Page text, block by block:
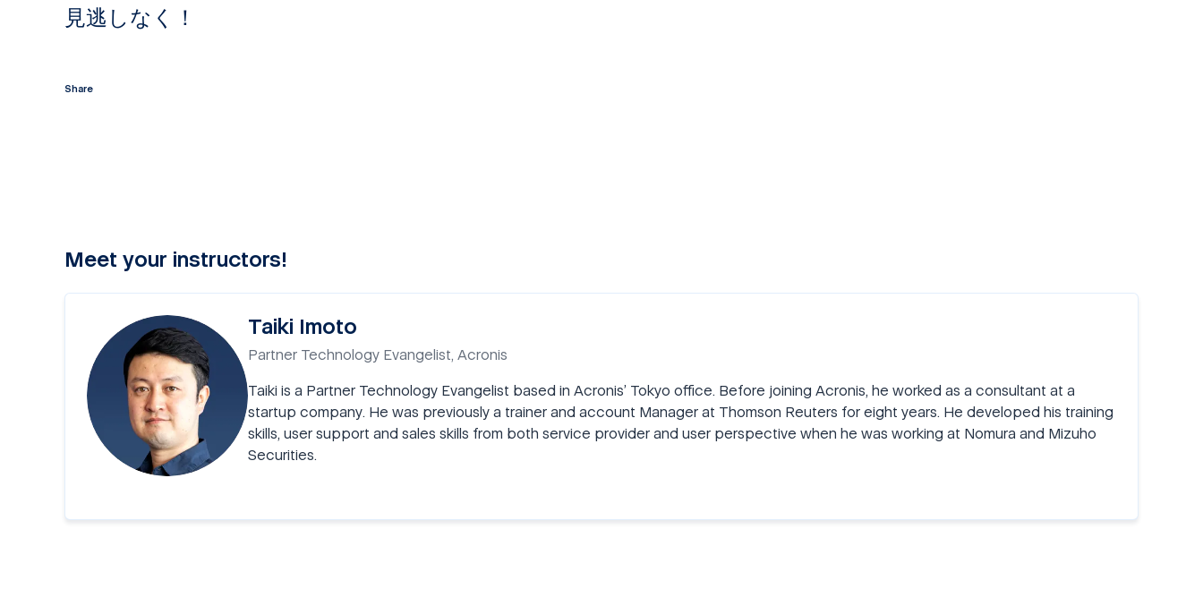
見逃しなく！
Share
Meet your instructors!
Taiki Imoto
Partner Technology Evangelist, Acronis
Taiki is a Partner Technology Evangelist based in Acronis’ Tokyo office. Before joining Acronis, he worked as a consultant at a
startup company. He was previously a trainer and account Manager at Thomson Reuters for eight years. He developed his training
skills, user support and sales skills from both service provider and user perspective when he was working at Nomura and Mizuho
Securities.